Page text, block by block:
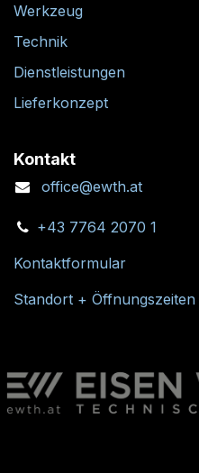
Werkzeug
Technik
Dienstleistungen
Lieferkonzept
Kontakt
office@ewth.at
+43 7764 2070 1
Kontaktformular
Standort + Öffnungszeiten